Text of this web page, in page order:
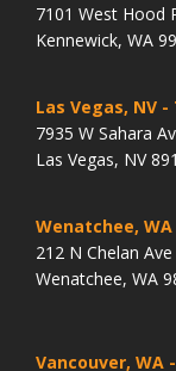
7101 West Hood
Kennewick, WA
Las Vegas, NV -
7935 W Sahara
Las Vegas, NV
Wenatchee, WA
212 N Chelan Ave
Wenatchee, WA
Vancouver, WA